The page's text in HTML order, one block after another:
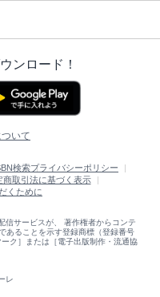
ンロード！
いて
検索プライバシーポリシー
商取引法に基づく表示
くために
信サービスが、 著作権者からコンテ
あることを示す登録商標（登録番号
ク］または［電子出版制作・流通協
レ